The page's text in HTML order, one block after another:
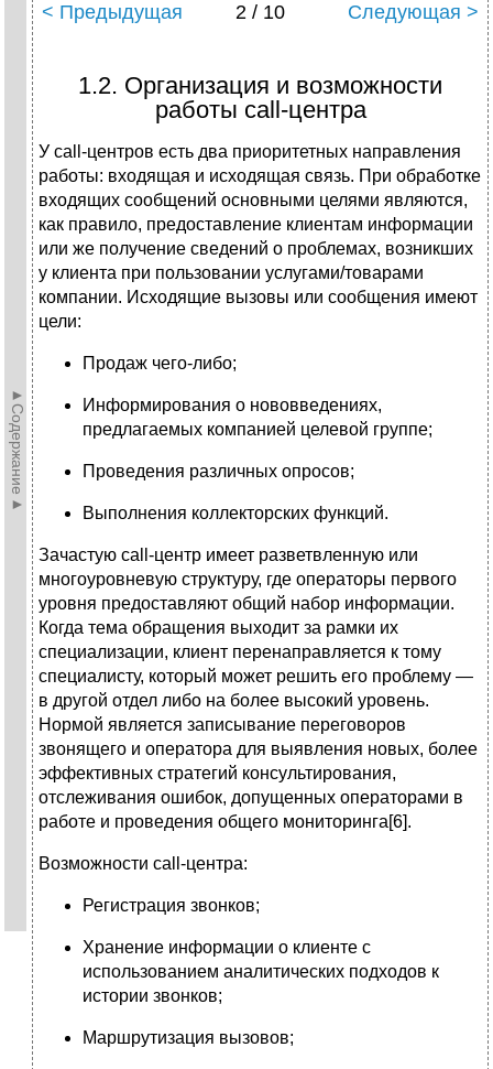
►Содержание►
< Предыдущая 2 / 10 Следующая >
1.2. Организация и возможности
работы call-центра
У call-центров есть два приоритетных направления
работы: входящая и исходящая связь. При обработке
входящих сообщений основными целями являются,
как правило, предоставление клиентам информации
или же получение сведений о проблемах, возникших
у клиента при пользовании услугами/товарами
компании. Исходящие вызовы или сообщения имеют
цели:
Продаж чего-либо;
Информирования о нововведениях,
предлагаемых компанией целевой группе;
Проведения различных опросов;
Выполнения коллекторских функций.
Зачастую call-центр имеет разветвленную или
многоуровневую структуру, где операторы первого
уровня предоставляют общий набор информации.
Когда тема обращения выходит за рамки их
специализации, клиент перенаправляется к тому
специалисту, который может решить его проблему —
в другой отдел либо на более высокий уровень.
Нормой является записывание переговоров
звонящего и оператора для выявления новых, более
эффективных стратегий консультирования,
отслеживания ошибок, допущенных операторами в
работе и проведения общего мониторинга[6].
Возможности call-центра:
Регистрация звонков;
Хранение информации о клиенте с
использованием аналитических подходов к
истории звонков;
Маршрутизация вызовов;